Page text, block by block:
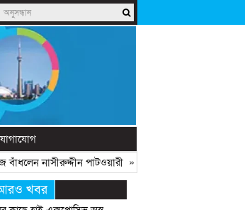
নাসীরুদ্দীন পাটওয়ারী» «দেশে নতুন দলের আত্মপ্রকাশ,
খবর